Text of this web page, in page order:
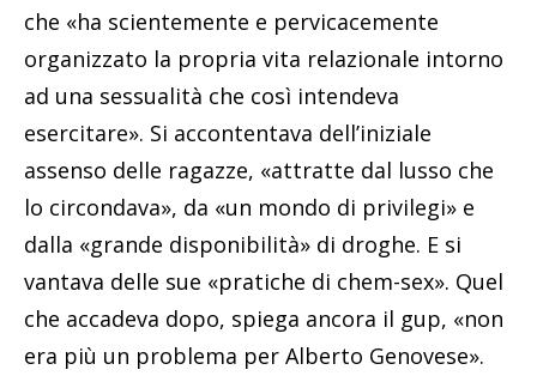
che «ha scientemente e pervicacemente
organizzato la propria vita relazionale intorno
ad una sessualità che così intendeva
esercitare». Si accontentava dell’iniziale
assenso delle ragazze, «attratte dal lusso che
lo circondava», da «un mondo di privilegi» e
dalla «grande disponibilità» di droghe. E si
vantava delle sue «pratiche di chem-sex». Quel
che accadeva dopo, spiega ancora il gup, «non
era più un problema per Alberto Genovese».